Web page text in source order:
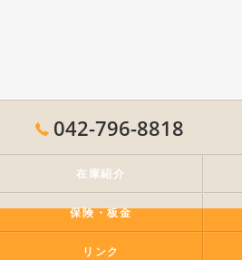
042-796-8818
在庫紹介
保険・板金
リンク